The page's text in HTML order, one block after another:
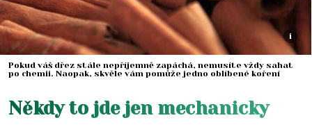
i
Pokud váš dřez stále nepříjemně zapáchá, nemusíte vždy sahat
po chemii. Naopak, skvěle vám pomůže jedno oblíbené koření
Někdy to jde jen mechanicky